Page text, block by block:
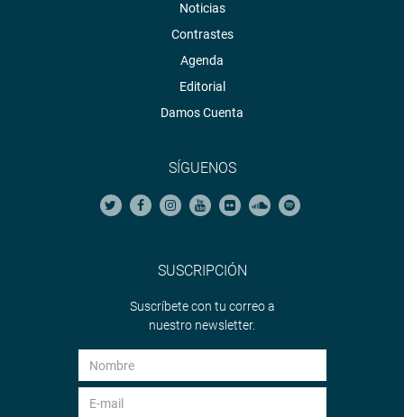
Noticias
Contrastes
Agenda
Editorial
Damos Cuenta
SÍGUENOS
SUSCRIPCIÓN
Suscríbete con tu correo a
nuestro newsletter.